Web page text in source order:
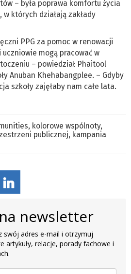
– była poprawa komfortu życia
których działają zakłady
PPG za pomoc w renowacji
uczniowie mogą pracować w
– powiedział Phaitool
Anuban Khehabangplee. – Gdyby
szkoły zajęłaby nam całe lata.
, kolorowe wspólnoty,
publicznej, kampania
newsletter
swój adres e-mail i otrzymuj
artykuły, relacje, porady fachowe i